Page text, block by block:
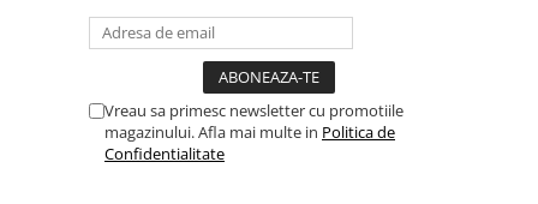
Intrerupator
Priza+Intrerupator
Pulsar Touch
Vreau sa primesc newsletter cu promotiile
magazinului. Afla mai multe in Politica de
Confidentialitate